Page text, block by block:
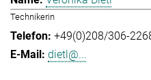
Technikerin
+49(0)208/306-
dietl@...